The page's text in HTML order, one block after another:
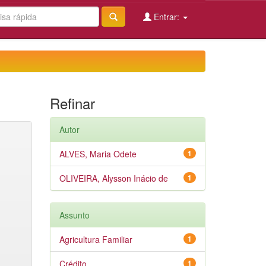
Entrar:
Refinar
Autor
1
ALVES, Maria Odete
1
OLIVEIRA, Alysson Inácio de
Assunto
1
Agricultura Familiar
1
Crédito